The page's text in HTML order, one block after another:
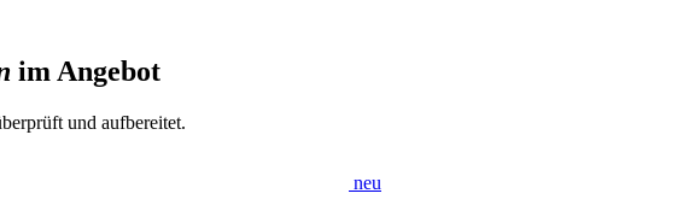
im Angebot
und aufbereitet.
neu